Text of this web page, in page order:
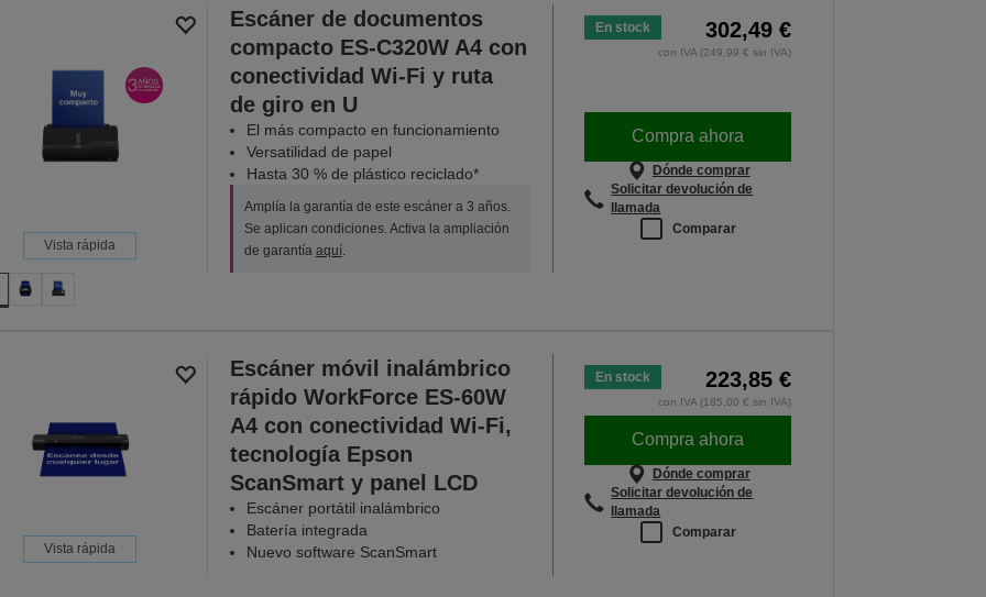
Vista rápida
Escáner de documentos
compacto ES-C320W A4 con
conectividad Wi-Fi y ruta
de giro en U
El más compacto en funcionamiento
Versatilidad de papel
Hasta 30 % de plástico reciclado*
Amplía la garantía de este escáner a 3 años.
Se aplican condiciones. Activa la ampliación
de garantía aquí.
En stock 302,49 €
con IVA (249,99 € sin IVA)
Compra ahora
Dónde comprar
Solicitar devolución de
llamada
Comparar
Vista rápida
Escáner móvil inalámbrico
rápido WorkForce ES-60W
A4 con conectividad Wi-Fi,
tecnología Epson
ScanSmart y panel LCD
Escáner portátil inalámbrico
Batería integrada
Nuevo software ScanSmart
En stock 223,85 €
con IVA (185,00 € sin IVA)
Compra ahora
Dónde comprar
Solicitar devolución de
llamada
Comparar